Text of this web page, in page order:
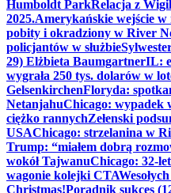
Humboldt ParkRelacja z
2025.Amerykańskie wejście
pobity i okradziony w River
policjantów w służbie
29) Elżbieta BaumgartnerIL:
wygrała 250 tys. dolarów w
GelsenkirchenFloryda:
NetanjahuChicago: wypadek
ciężko rannychZełenski
USAChicago: strzelanina w
Trump: “miałem dobrą
wokół TajwanuChicago: 32-
wagonie kolejki CTA
Christmas!Poradnik sukces